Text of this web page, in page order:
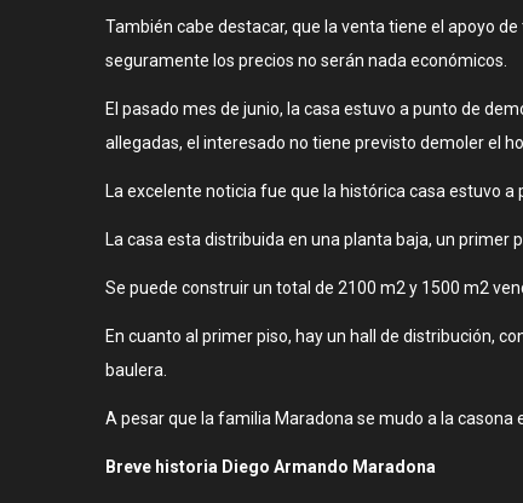
También cabe destacar, que la venta tiene el apoyo
seguramente los precios no serán nada económicos.
El pasado mes de junio, la casa estuvo a punto de
allegadas, el interesado no tiene previsto demoler el
La excelente noticia fue que la histórica casa estuvo
La casa esta distribuida en una planta baja, un primer
Se puede construir un total de 2100 m2 y 1500 m2
En cuanto al primer piso, hay un hall de distribución,
baulera.
A pesar que la familia Maradona se mudo a la casona
Breve historia Diego Armando Maradona